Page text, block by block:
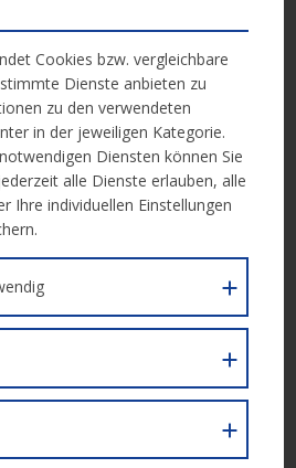
nutzen wollen. Dass der ESF
reagiert, zeigt vor allem
“: An zwei Standorten in
vor allem Asylwerber und
Bildungsangebots die
bzw. in den Arbeitsmarkt
einer Projektteilnehmerin, die
„Ein bisschen Frieden“
zu Tränen.
hat die BesucherInnen daher nicht
sondern auch zum Lachen und
stehen nun hier zum Download
Cookies bzw. vergleichbare
Dienste anbieten zu
zu den verwendeten
in der jeweiligen Kategorie.
Diensten können Sie
alle Dienste erlauben, alle
Ihre individuellen Einstellungen